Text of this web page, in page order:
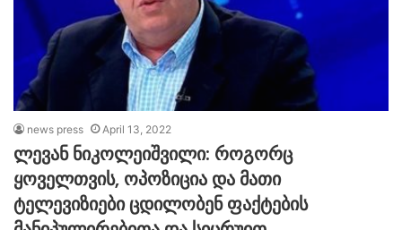
news press April 13, 2022
ლევან ნიკოლეიშვილი: როგორც
ყოველთვის, ოპოზიცია და მათი
ტელევიზიები ცდილობენ ფაქტების